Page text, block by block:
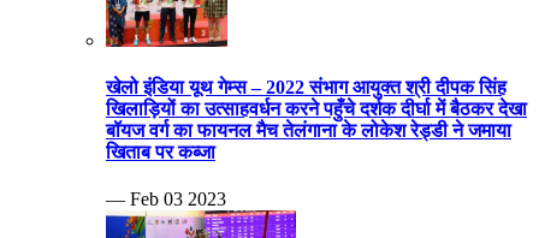
खेलो इंडिया यूथ गेम्स – 2022 संभाग आयुक्त श्री दीपक सिंह
खिलाड़ियों का उत्साहवर्धन करने पहुँचे दर्शक दीर्घा में बैठकर देखा
बॉयज वर्ग का फायनल मैच तेलंगाना के लोकेश रेड्डी ने जमाया
खिताब पर कब्जा
— Feb 03 2023